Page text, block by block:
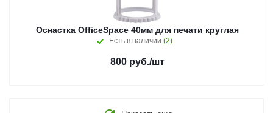
Оснастка OfficeSpace 40мм для печати круглая
Есть в наличии (2)
800руб./шт